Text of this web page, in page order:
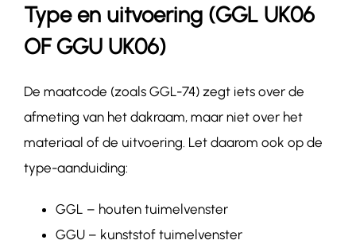
Type en uitvoering (GGL UK06
OF GGU UK06)
De maatcode (zoals GGL-74) zegt iets over de
afmeting van het dakraam, maar niet over het
materiaal of de uitvoering. Let daarom ook op de
type-aanduiding:
GGL – houten tuimelvenster
GGU – kunststof tuimelvenster